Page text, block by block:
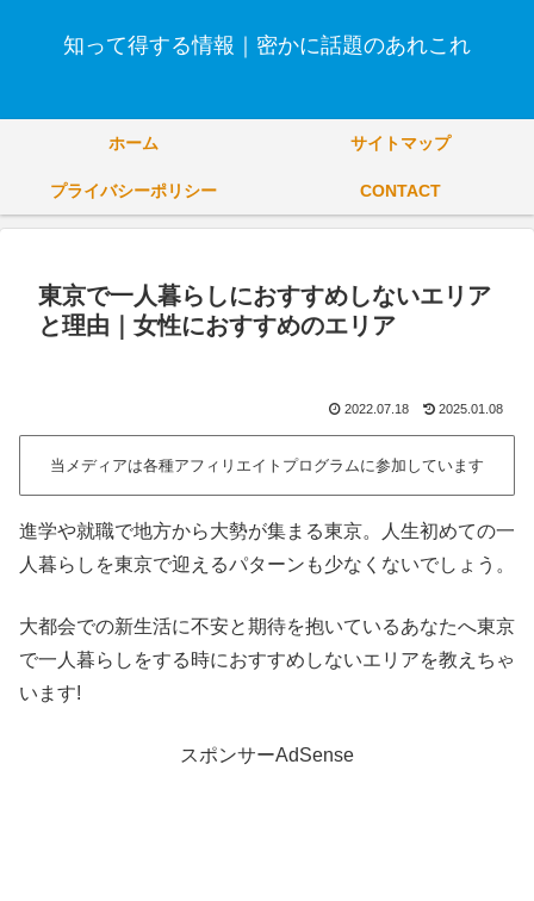
知って得する情報｜密かに話題のあれこれ
ホーム サイトマップ
プライバシーポリシー CONTACT
東京で一人暮らしにおすすめしないエリア
と理由｜女性におすすめのエリア
2022.07.18 2025.01.08
当メディアは各種アフィリエイトプログラムに参加しています
進学や就職で地方から大勢が集まる東京。人生初めての一
人暮らしを東京で迎えるパターンも少なくないでしょう。
大都会での新生活に不安と期待を抱いているあなたへ東京
で一人暮らしをする時におすすめしないエリアを教えちゃ
います!
スポンサーAdSense